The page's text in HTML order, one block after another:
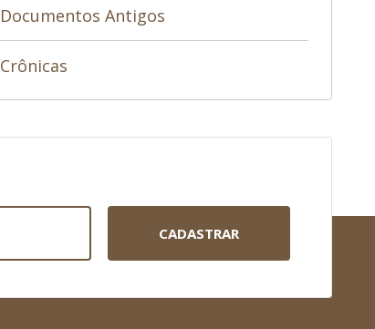
Documentos Antigos
Crônicas
CADASTRAR